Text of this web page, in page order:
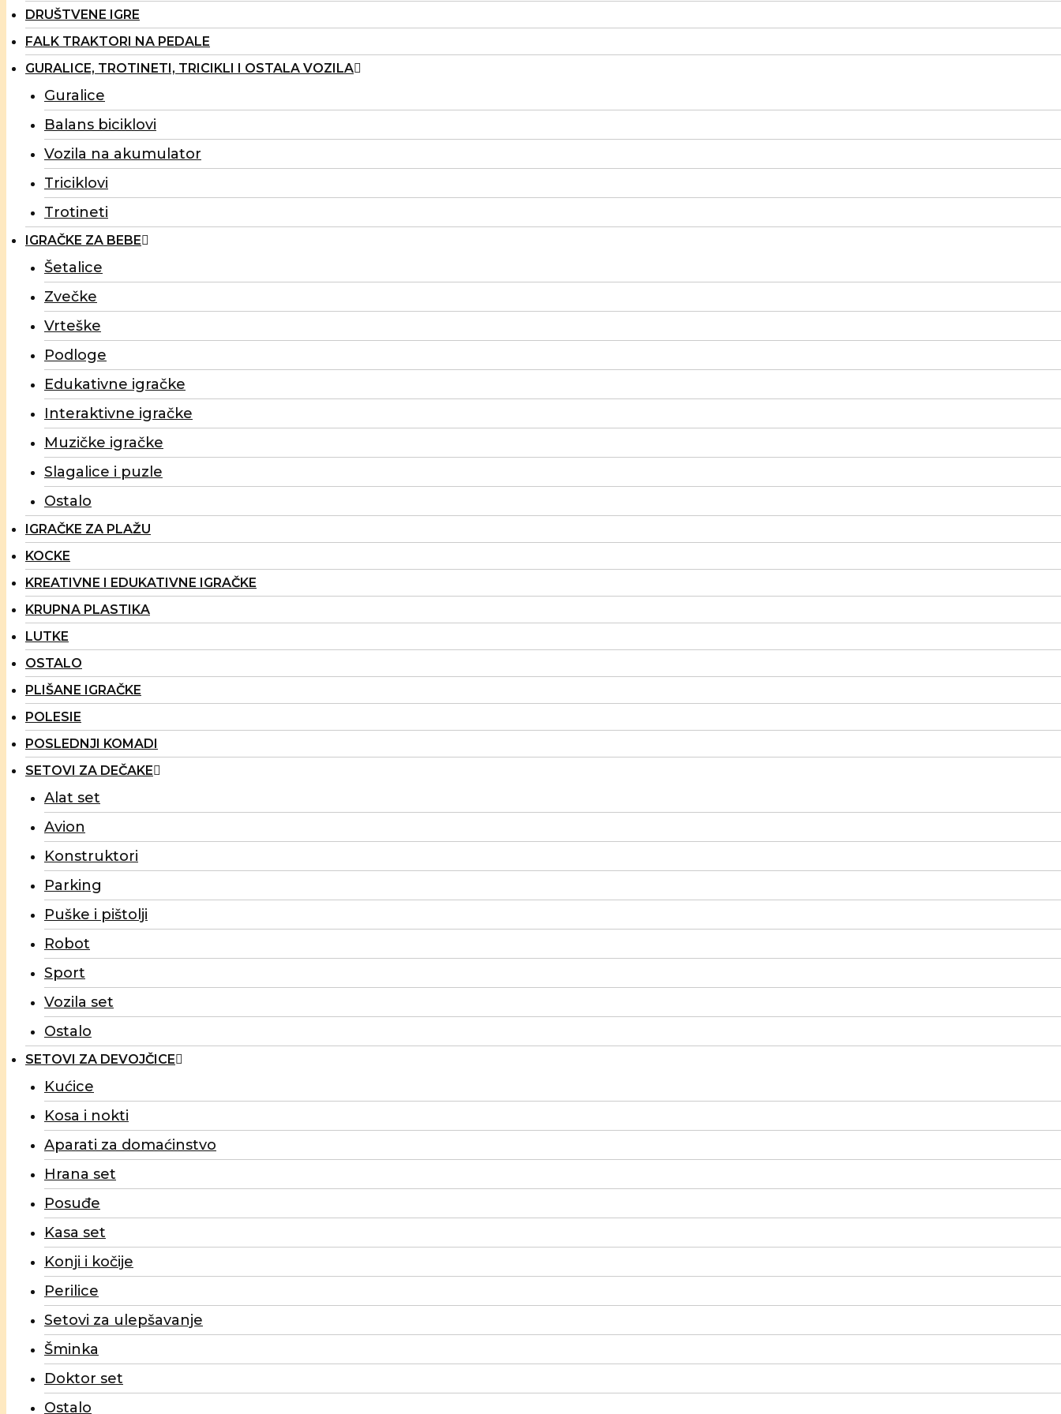
DRUŠTVENE IGRE
FALK TRAKTORI NA PEDALE
GURALICE, TROTINETI, TRICIKLI I OSTALA VOZILA
Guralice
Balans biciklovi
Vozila na akumulator
Triciklovi
Trotineti
IGRAČKE ZA BEBE
Šetalice
Zvečke
Vrteške
Podloge
Edukativne igračke
Interaktivne igračke
Muzičke igračke
Slagalice i puzle
Ostalo
IGRAČKE ZA PLAŽU
KOCKE
KREATIVNE I EDUKATIVNE IGRAČKE
KRUPNA PLASTIKA
LUTKE
OSTALO
PLIŠANE IGRAČKE
POLESIE
POSLEDNJI KOMADI
SETOVI ZA DEČAKE
Alat set
Avion
Konstruktori
Parking
Puške i pištolji
Robot
Sport
Vozila set
Ostalo
SETOVI ZA DEVOJČICE
Kućice
Kosa i nokti
Aparati za domaćinstvo
Hrana set
Posuđe
Kasa set
Konji i kočije
Perilice
Setovi za ulepšavanje
Šminka
Doktor set
Ostalo